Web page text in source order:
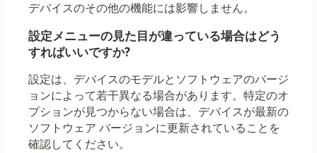
デバイスのその他の機能には影響しません。
設定メニューの見た目が違っている場合はどう
すればいいですか?
設定は、デバイスのモデルとソフトウェアのバージ
ョンによって若干異なる場合があります。特定のオ
プションが見つからない場合は、デバイスが最新の
ソフトウェア バージョンに更新されていることを
確認してください。